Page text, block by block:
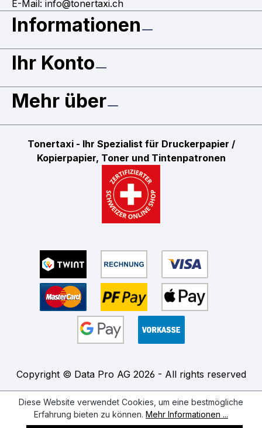
E-Mail: info@tonertaxi.ch
Informationen
Ihr Konto
Mehr über
Tonertaxi - Ihr Spezialist für Druckerpapier /
Kopierpapier, Toner und Tintenpatronen
Copyright © Data Pro AG 2026 - All rights reserved
Diese Website verwendet Cookies, um eine bestmögliche
Erfahrung bieten zu können. Mehr Informationen ...